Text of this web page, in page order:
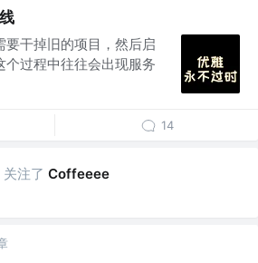
干掉旧的项目，然后启
过程中往往会出现服务
14
关注了 Coffeeee